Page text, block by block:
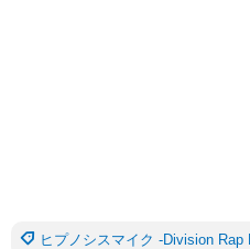
ヒプノシスマイク -Division Rap